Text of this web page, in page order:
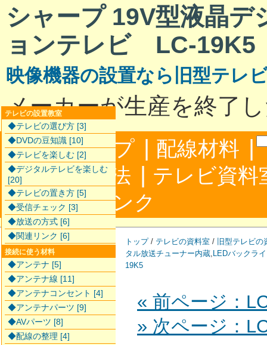
シャープ 19V型液晶デ
ョンテレビ LC-19K5
映像機器の設置なら旧型テレ
メーカーが生産を終了
サイトマップ | 配線材料 |
配線接続方法 | テレビ資料
合わせ|リンク
トップ/ テレビの資料室 / 旧型テレビの
タル放送チューナー内蔵, LEDバックラ
19K5
« 前ページ：
» 次ページ：
テレビの設置教室
◆テレビの選び方 [3]
◆DVDの豆知識 [10]
◆テレビを楽しむ [2]
◆デジタルテレビを楽しむ
[20]
◆テレビの置き方 [5]
◆受信チェック [3]
◆放送の方式 [6]
◆関連リンク [6]
接続に使う材料
◆アンテナ [5]
◆アンテナ線 [11]
◆アンテナコンセント [4]
◆アンテナパーツ [9]
◆AVパーツ [8]
◆配線の整理 [4]